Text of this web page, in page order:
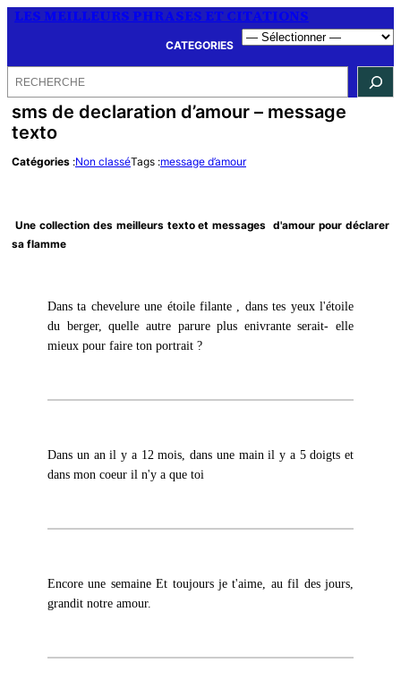
LES MEILLEURS PHRASES ET CITATIONS
CATEGORIES
sms de declaration d’amour – message
texto
Catégories :Non classéTags :message d’amour
Une collection des meilleurs texto et messages d'amour pour déclarer
sa flamme
Dans ta chevelure une étoile filante , dans tes yeux l'étoile
du berger, quelle autre parure plus enivrante serait- elle
mieux pour faire ton portrait ?
Dans un an il y a 12 mois, dans une main il y a 5 doigts et
dans mon coeur il n'y a que toi
Encore une semaine Et toujours je t'aime, au fil des jours,
grandit notre amour.